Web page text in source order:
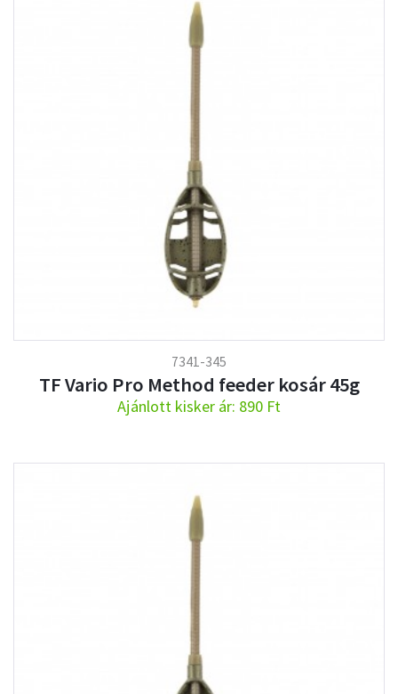
7341-345
TF Vario Pro Method feeder kosár 45g
Ajánlott kisker ár: 890 Ft